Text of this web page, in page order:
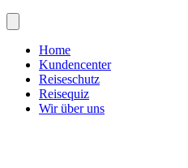
Home
Kundencenter
Reiseschutz
Reisequiz
Wir über uns